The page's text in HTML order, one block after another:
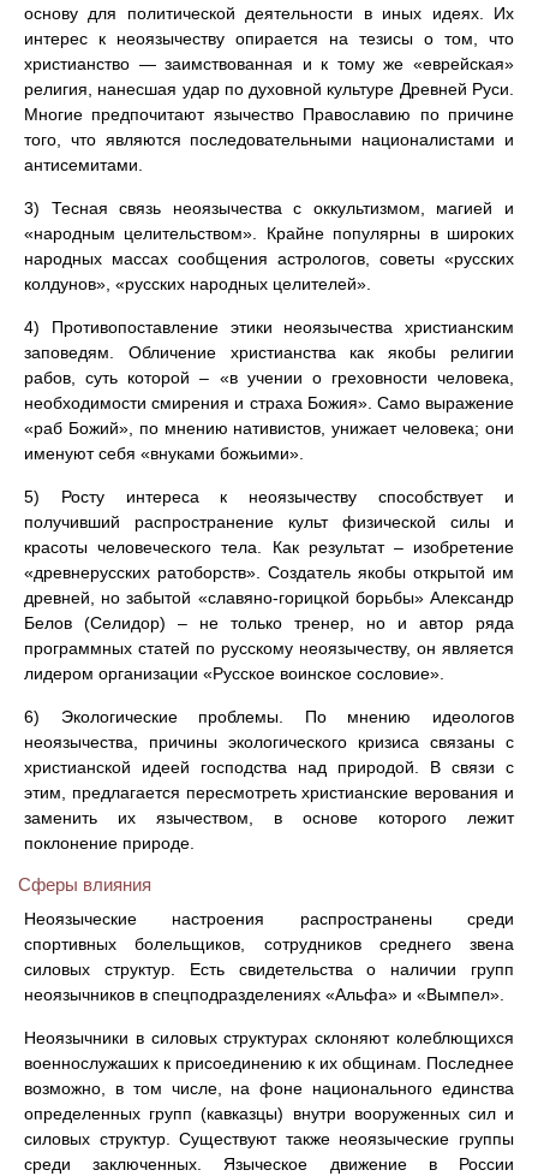
основу для политической деятельности в иных идеях. Их
интерес к неоязычеству опирается на тезисы о том, что
христианство — заимствованная и к тому же «еврейская»
религия, нанесшая удар по духовной культуре Древней Руси.
Многие предпочитают язычество Православию по причине
того, что являются последовательными националистами и
антисемитами.
3) Тесная связь неоязычества с оккультизмом, магией и
«народным целительством». Крайне популярны в широких
народных массах сообщения астрологов, советы «русских
колдунов», «русских народных целителей».
4) Противопоставление этики неоязычества христианским
заповедям. Обличение христианства как якобы религии
рабов, суть которой – «в учении о греховности человека,
необходимости смирения и страха Божия». Само выражение
«раб Божий», по мнению нативистов, унижает человека; они
именуют себя «внуками божьими».
5) Росту интереса к неоязычеству способствует и
получивший распространение культ физической силы и
красоты человеческого тела. Как результат – изобретение
«древнерусских ратоборств». Создатель якобы открытой им
древней, но забытой «славяно-горицкой борьбы» Александр
Белов (Селидор) – не только тренер, но и автор ряда
программных статей по русскому неоязычеству, он является
лидером организации «Русское воинское сословие».
6) Экологические проблемы. По мнению идеологов
неоязычества, причины экологического кризиса связаны с
христианской идеей господства над природой. В связи с
этим, предлагается пересмотреть христианские верования и
заменить их язычеством, в основе которого лежит
поклонение природе.
Сферы влияния
Неоязыческие настроения распространены cpeди
спортивных болельщиков, сотрудников среднего звена
силовых структур. Есть свидетельства о наличии групп
неоязычников в спецподразделениях «Альфа» и «Вымпел».
Неоязычники в силовых структурах склоняют колеблющихся
военнослужаших к присоединению к их общинам. Последнее
возможно, в том числе, на фоне национального единства
определенных групп (кавказцы) внутри вооруженных сил и
силовых структур. Существуют также неоязыческие группы
среди заключенных. Языческое движение в России